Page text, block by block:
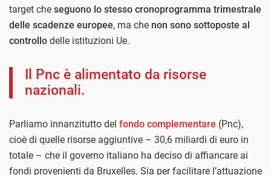
target che seguono lo stesso cronoprogramma trimestrale
delle scadenze europee, ma che non sono sottoposte al
controllo delle istituzioni Ue.
Il Pnc è alimentato da risorse
nazionali.
Parliamo innanzitutto del fondo complementare (Pnc),
cioè di quelle risorse aggiuntive – 30,6 miliardi di euro in
totale – che il governo italiano ha deciso di affiancare ai
fondi provenienti da Bruxelles. Sia per facilitare l’attuazione